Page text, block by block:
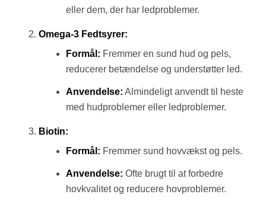
eller dem, der har ledproblemer.
Omega-3 Fedtsyrer:
Formål: Fremmer en sund hud og pels,
reducerer betændelse og understøtter led.
Anvendelse: Almindeligt anvendt til heste
med hudproblemer eller ledproblemer.
Biotin:
Formål: Fremmer sund hovvækst og pels.
Anvendelse: Ofte brugt til at forbedre
hovkvalitet og reducere hovproblemer.